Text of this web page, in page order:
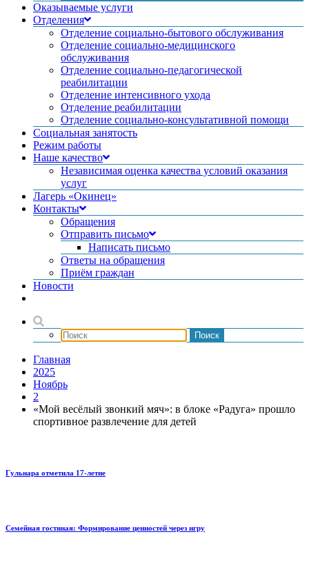
Оказываемые услуги
Отделения
Отделение социально-бытового обслуживания
Отделение социально-медицинского
обслуживания
Отделение социально-педагогической
реабилитации
Отделение интенсивного ухода
Отделение реабилитации
Отделение социально-консультативной помощи
Социальная занятость
Режим работы
Наше качество
Независимая оценка качества условий оказания
услуг
Лагерь «Окинец»
Контакты
Обращения
Отправить письмо
Написать письмо
Ответы на обращения
Приём граждан
Новости
Главная
2025
Ноябрь
2
«Мой весёлый звонкий мяч»: в блоке «Радуга» прошло
спортивное развлечение для детей
Гульнара отметила 17‑летие
Семейная гостиная: Формирование ценностей через игру